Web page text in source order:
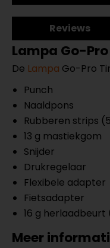
Reviews
Lampa Go-
De Lampa Go-Pro
Punch
Naaldpons
Rubberen strips
13 g mastiekgom
Snijder
Drukregelaar
Flexibele adapter
Fietsadapter
16 g herlaadbeurt
Meer